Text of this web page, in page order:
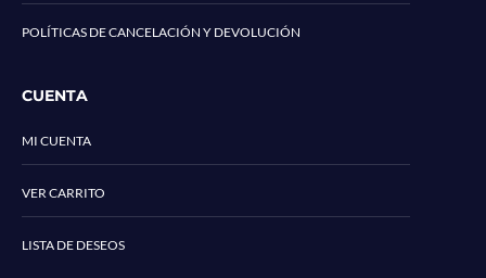
POLÍTICAS DE CANCELACIÓN Y DEVOLUCIÓN
CUENTA
MI CUENTA
VER CARRITO
LISTA DE DESEOS